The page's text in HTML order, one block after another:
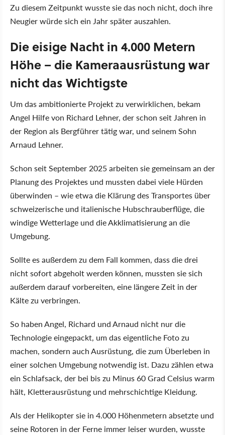
Zu diesem Zeitpunkt wusste sie das noch nicht, doch ihre
Neugier würde sich ein Jahr später auszahlen.
Die eisige Nacht in 4.000 Metern
Höhe – die Kameraausrüstung war
nicht das Wichtigste
Um das ambitionierte Projekt zu verwirklichen, bekam
Angel Hilfe von Richard Lehner, der schon seit Jahren in
der Region als Bergführer tätig war, und seinem Sohn
Arnaud Lehner.
Schon seit September 2025 arbeiten sie gemeinsam an der
Planung des Projektes und mussten dabei viele Hürden
überwinden – wie etwa die Klärung des Transportes über
schweizerische und italienische Hubschrauberflüge, die
windige Wetterlage und die Akklimatisierung an die
Umgebung.
Sollte es außerdem zu dem Fall kommen, dass die drei
nicht sofort abgeholt werden können, mussten sie sich
außerdem darauf vorbereiten, eine längere Zeit in der
Kälte zu verbringen.
So haben Angel, Richard und Arnaud nicht nur die
Technologie eingepackt, um das eigentliche Foto zu
machen, sondern auch Ausrüstung, die zum Überleben in
einer solchen Umgebung notwendig ist. Dazu zählen etwa
ein Schlafsack, der bei bis zu Minus 60 Grad Celsius warm
hält, Kletterausrüstung und mehrschichtige Kleidung.
Als der Helikopter sie in 4.000 Höhenmetern absetzte und
seine Rotoren in der Ferne immer leiser wurden, wusste